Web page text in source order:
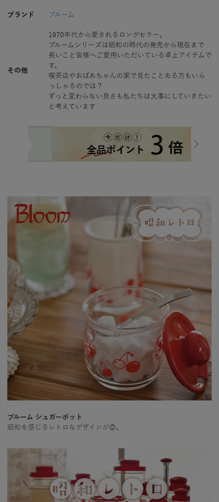
ブランド ブルーム
その他
1970年代から愛されるロングセラー。
ブルームシリーズは昭和の時代の発売から現在まで
長いこと皆様へご愛用いただいている卓上アイテムで
す。
喫茶店やおばあちゃんの家で見たことある方もいら
っしゃるのでは？
ずっと変わらない良さも私たちは大事にしていきたい
と考えています
ブルーム シュガーポット
昭和を感じるレトロなデザインが◎。